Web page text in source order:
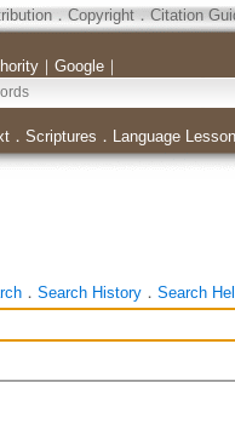
．Copyright．Citation
｜ Google｜
． Scriptures ． Language
． Search History． Search